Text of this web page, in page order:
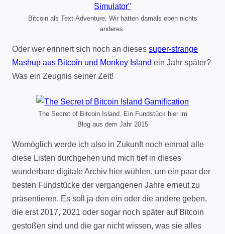
Bitcoin als Text-Adventure. Wir hatten damals eben nichts
anderes.
Oder wer erinnert sich noch an dieses super-strange
Mashup aus Bitcoin und Monkey Island ein Jahr später?
Was ein Zeugnis seiner Zeit!
The Secret of Bitcoin Island. Ein Fundstück hier im
Blog aus dem Jahr 2015
Womöglich werde ich also in Zukunft noch einmal alle
diese Listen durchgehen und mich tief in dieses
wunderbare digitale Archiv hier wühlen, um ein paar der
besten Fundstücke der vergangenen Jahre erneut zu
präsentieren. Es soll ja den ein oder die andere geben,
die erst 2017, 2021 oder sogar noch später auf Bitcoin
gestoßen sind und die gar nicht wissen, was sie alles